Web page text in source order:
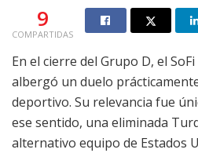
9
COMPARTIDAS
En el cierre del Grupo D, el
albergó un duelo
deportivo. Su relevancia fue
ese sentido, una eliminada
alternativo equipo de Estados